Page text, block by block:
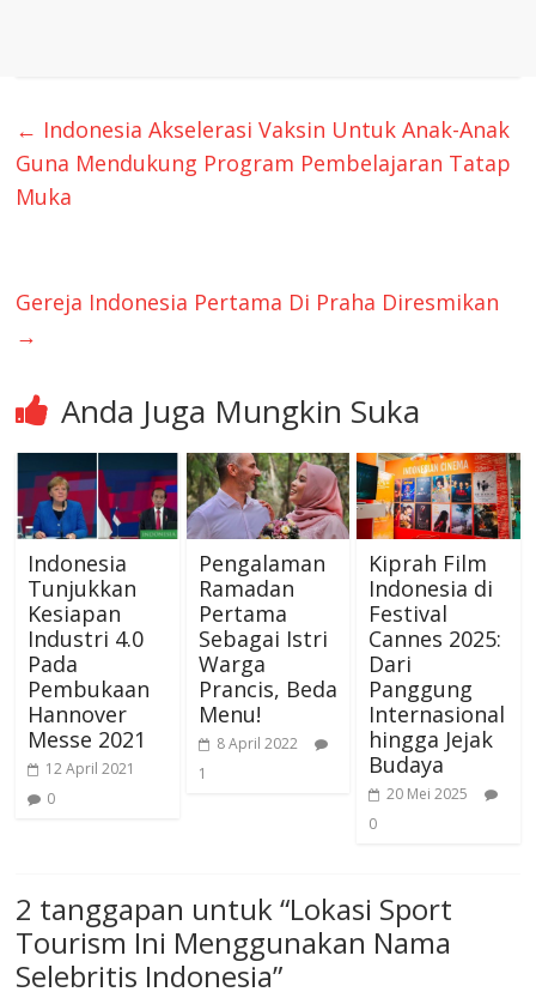
← Indonesia Akselerasi Vaksin Untuk Anak-Anak
Guna Mendukung Program Pembelajaran Tatap
Muka
Gereja Indonesia Pertama Di Praha Diresmikan
→
Anda Juga Mungkin Suka
Indonesia
Tunjukkan
Kesiapan
Industri 4.0
Pada
Pembukaan
Hannover
Messe 2021
12 April 2021
0
Pengalaman
Ramadan
Pertama
Sebagai Istri
Warga
Prancis, Beda
Menu!
8 April 2022
1
Kiprah Film
Indonesia di
Festival
Cannes 2025:
Dari
Panggung
Internasional
hingga Jejak
Budaya
20 Mei 2025
0
2 tanggapan untuk “Lokasi Sport
Tourism Ini Menggunakan Nama
Selebritis Indonesia”